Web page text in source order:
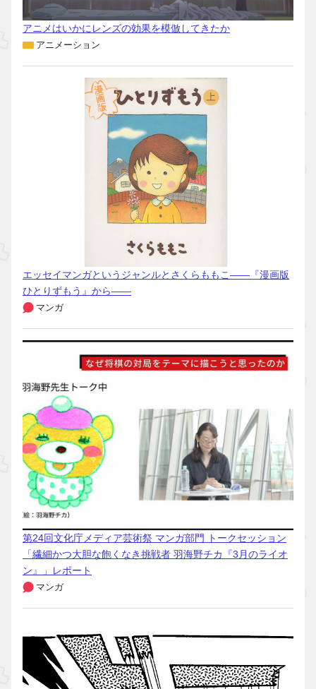
アニメはいかにレンズの効果を模倣してきたか
アニメーション
エッセイマンガというジャンルとさくらももこ――『漫画版
ひとりずもう』から――
マンガ
第24回文化庁メディア芸術祭 マンガ部門 トークセッション
「繊細かつ大胆な飽くなき挑戦者 羽海野チカ『3月のライオ
ン』」レポート
マンガ